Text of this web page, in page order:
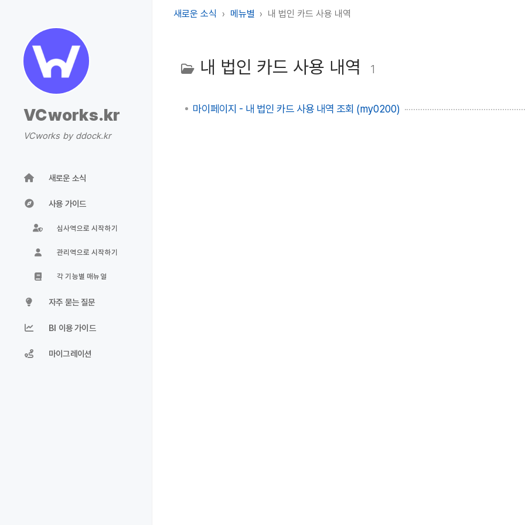
VCworks.kr
VCworks by ddock.kr
새로운 소식
사용 가이드
심사역으로 시작하기
관리역으로 시작하기
각 기능별 매뉴얼
자주 묻는 질문
BI 이용 가이드
마이그레이션
새로운 소식 메뉴별 내 법인 카드 사용 내역
내 법인 카드 사용 내역 1
마이페이지 - 내 법인 카드 사용 내역 조회 (my0200)